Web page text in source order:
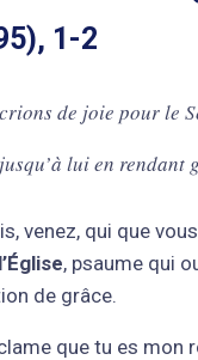
1-2
de joie pour le
lui en rendant
venez, qui que
, psaume qui
de grâce.
que tu es